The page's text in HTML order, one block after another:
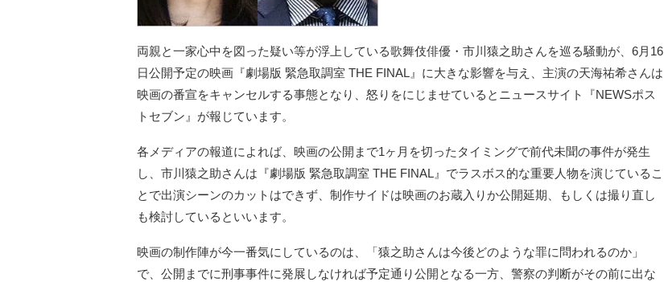
両親と一家心中を図った疑い等が浮上している歌舞伎俳優・市川猿之助さんを巡る騒動が、6月16
日公開予定の映画『劇場版 緊急取調室 THE FINAL』に大きな影響を与え、主演の天海祐希さんは
映画の番宣をキャンセルする事態となり、怒りをにじませているとニュースサイト『NEWSポス
トセブン』が報じています。
各メディアの報道によれば、映画の公開まで1ヶ月を切ったタイミングで前代未聞の事件が発生
し、市川猿之助さんは『劇場版 緊急取調室 THE FINAL』でラスボス的な重要人物を演じているこ
とで出演シーンのカットはできず、制作サイドは映画のお蔵入りか公開延期、もしくは撮り直し
も検討しているといいます。
映画の制作陣が今一番気にしているのは、「猿之助さんは今後どのような罪に問われるのか」
で、公開までに刑事事件に発展しなければ予定通り公開となる一方、警察の判断がその前に出な